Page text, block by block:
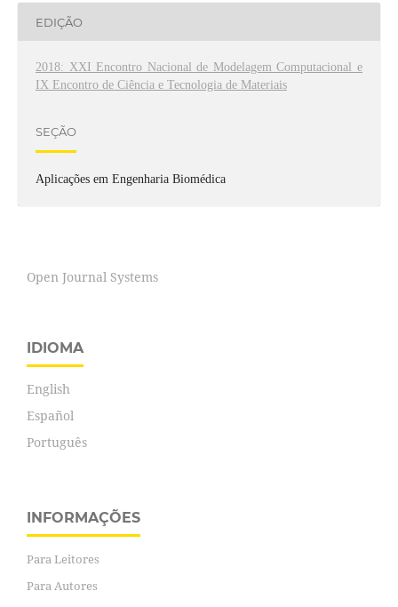
EDIÇÃO
2018: XXI Encontro Nacional de Modelagem Computacional e
IX Encontro de Ciência e Tecnologia de Materiais
SEÇÃO
Aplicações em Engenharia Biomédica
Open Journal Systems
IDIOMA
English
Español
Português
INFORMAÇÕES
Para Leitores
Para Autores